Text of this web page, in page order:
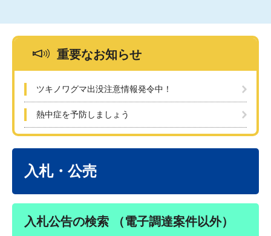
重要なお知らせ
ツキノワグマ出没注意情報発令中！
熱中症を予防しましょう
入札・公売
入札公告の検索 （電子調達案件以外）